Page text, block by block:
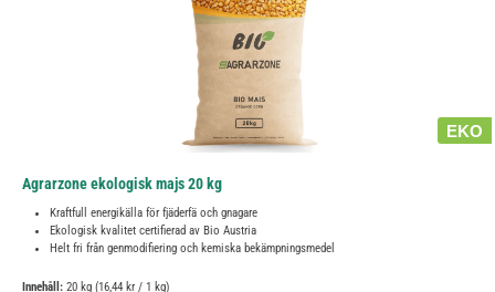
EKO
Agrarzone ekologisk majs 20 kg
Kraftfull energikälla för fjäderfä och gnagare
Ekologisk kvalitet certifierad av Bio Austria
Helt fri från genmodifiering och kemiska bekämpningsmedel
Innehåll: 20 kg (16,44 kr / 1 kg)